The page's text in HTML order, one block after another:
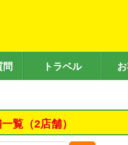
問 トラベル
覧（2店舗）